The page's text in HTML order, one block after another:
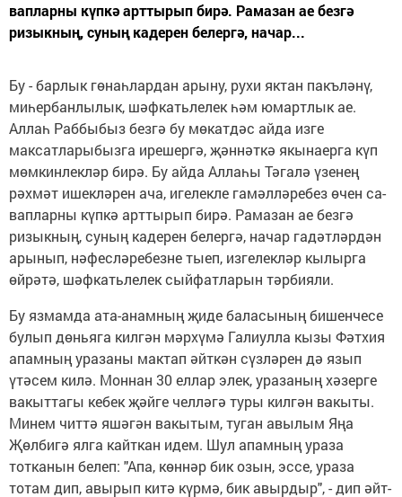
вапларны күпкә арт­ты­рып бирә. Рамазан ае без­гә
ризыкның, суның ка­дерен белергә, начар...
Бу - барлык гө­наһ­­лардан арыну, ру­хи як­тан пакъләнү,
ми­һербанлылык, шәф­кать­лелек һәм юмартлык ае.
Аллаһ Раббыбыз без­гә бу мөкатдәс айда из­ге
максатларыбызга ире­шергә, җәннәткә якы­наерга күп
мөмкинлекләр бирә. Бу айда Аллаһы Тә­галә үзенең
рәхмәт ишек­ләрен ача, игелекле га­мәлләребез өчен са­
вапларны күпкә арт­ты­рып бирә. Рамазан ае без­гә
ризыкның, суның ка­дерен белергә, начар га­дәтләрдән
арынып, нә­фесләребезне тыеп, из­гелекләр кылырга
өйрәтә, шәфкатьлелек сый­фатларын тәрбияли.
Бу язмамда ата-анам­ның җиде баласының би­шенчесе
булып дөньяга килгән мәрхүмә Галиулла кызы Фәтхия
апамның ура­заны мактап әйткән сүзләрен дә язып
үтәсем ки­лә. Моннан 30 еллар элек, уразаның хәзерге
ва­кыттагы кебек җәйге чел­ләгә туры килгән ва­кыты.
Минем читтә яшә­гән вакытым, туган авы­лым Яңа
Җөлбигә ял­га кайткан идем. Шул апам­ның ураза
тотканын бе­леп: "Апа, көннәр бик озын, эссе, ураза
тотам дип, авырып китә күрмә, бик авырдыр", - дип әйт­